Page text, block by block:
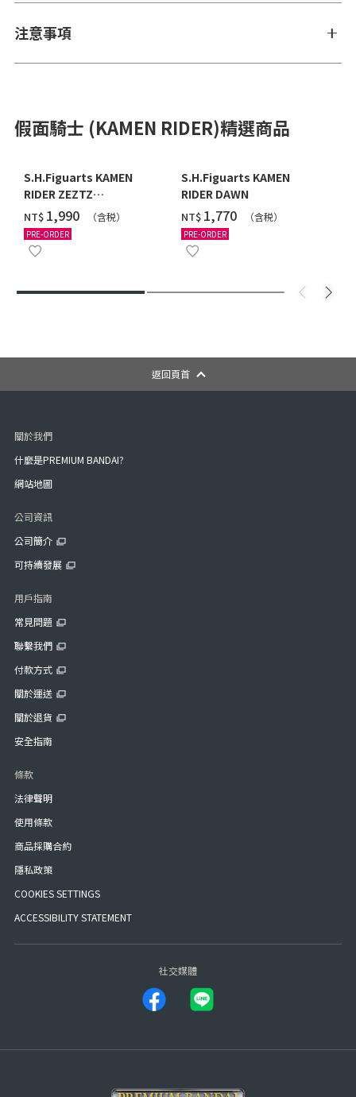
注意事項
假面騎士 (KAMEN RIDER)精選商品
S.H.Figuarts KAMEN
RIDER ZEZTZ
CATASTROM
NT$ ‌1,990 （含税）
PRE-ORDER
S.H.Figuarts KAMEN
RIDER DAWN
NT$ ‌1,770 （含税）
PRE-ORDER
返回頁首
關於我們
什麼是PREMIUM BANDAI?
網站地圖
公司資訊
公司簡介
可持續發展
用戶指南
常見問題
聯繫我們
付款方式
關於運送
關於退貨
安全指南
條款
法律聲明
使用條款
商品採購合約
隱私政策
COOKIES SETTINGS
ACCESSIBILITY STATEMENT
社交媒體